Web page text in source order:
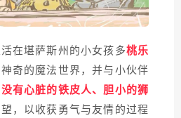
在堪萨斯州的小女孩多桃乐
奇的魔法世界，并与小伙伴
有心脏的铁皮人、胆小的狮
，以收获勇气与友情的过程